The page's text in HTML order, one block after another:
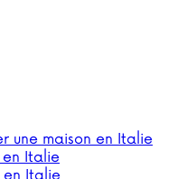
une maison en Italie
Italie
en Italie